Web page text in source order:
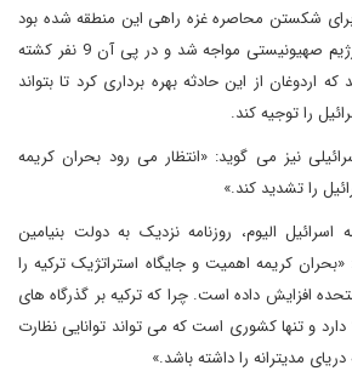
که در ماه می 2010 برای شکستن محاصره غزه راهی این منطقه شده بود
اما با برخورد شدید ارتش رژیم صهیونیستی مواجه شد و در پی آن 9 نفر کشته
اردوغان از این حادثه بهره برداری کرد تا بتواند
را توجیه کند.
نیز می گوید: «انتظار می رود بحران کریمه
را تشدید کند.»
الیوم، روزنامه نزدیک به دولت بنیامین
کریمه اهمیت و جایگاه استراتژیک ترکیه را
افزایش داده است. چرا که ترکیه بر گذرگاه های
دارد و تنها کشوری است که می تواند توانایی نظارت
مدیترانه را داشته باشد.»